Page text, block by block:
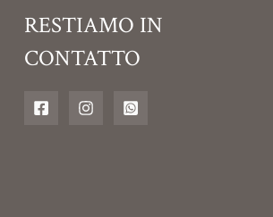
RESTIAMO IN
CONTATTO